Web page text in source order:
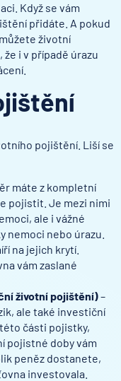
Když se vám
přidáte. A pokud
životní
i v případě úrazu
pojištění. Liší se
máte z kompletní
pojistit. Je mezi nimi
ale i vážné
nemoci nebo úrazu.
na jejich krytí.
vám zaslané
životní pojištění)–
ale také investiční
části pojistky,
pojistné doby vám
peněz dostanete,
investovala.